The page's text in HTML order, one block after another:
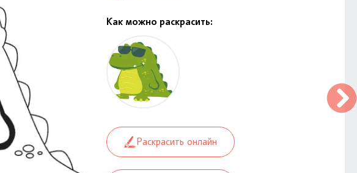
Как можно раскрасить:
Раскрасить онлайн